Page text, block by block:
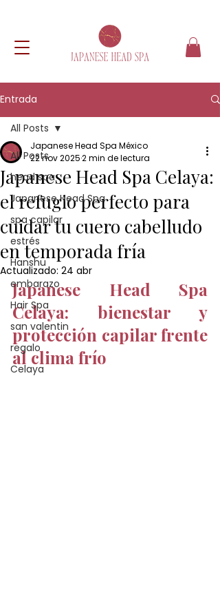
Entrada
All Posts
head spa
Japanese Head Spa
spa capilar
estrés
Hanshu
embarazo
Hair Spa
san valentin
regalo
Celaya
All Posts
Japanese Head Spa Celaya:
el refugio perfecto para
cuidar tu cuero cabelludo
en temporada fría
Japanese Head Spa México
22 nov 20252 min de lectura
Actualizado: 24 abr
Japanese Head Spa
Celaya: bienestar y
protección capilar frente
al clima frío